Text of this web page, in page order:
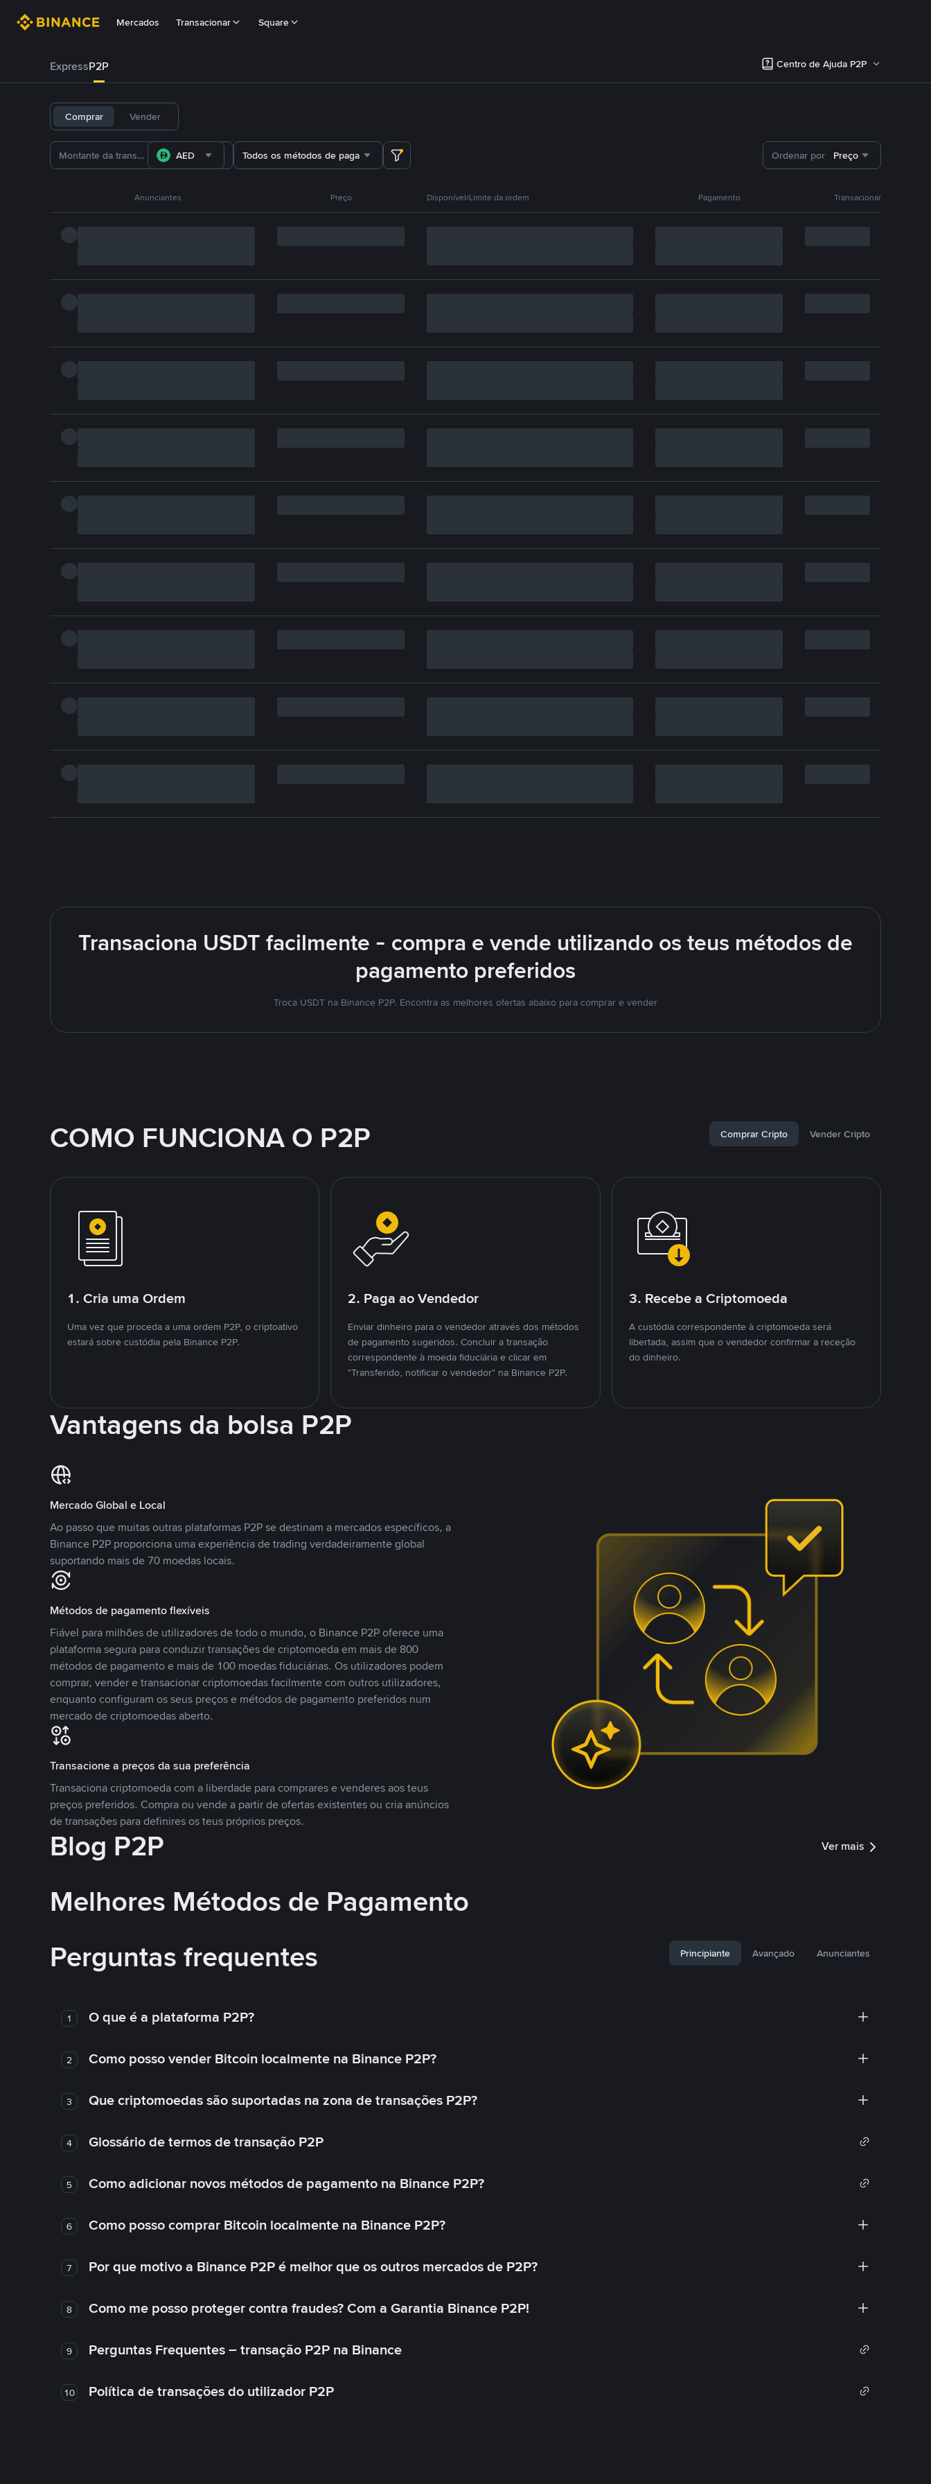
Mercados Transacionar Square
ExpressP2P Centro de Ajuda P2P
Comprar Vender
AED Todos os métodos de pagamento Ordenar por Preço
Anunciantes Preço Disponível/Limite da ordem Pagamento Transacionar
Transaciona USDT facilmente - compra e vende utilizando os teus métodos de
pagamento preferidos
Troca USDT na Binance P2P. Encontra as melhores ofertas abaixo para comprar e vender
COMO FUNCIONA O P2P Comprar Cripto Vender Cripto
1. Cria uma Ordem
Uma vez que proceda a uma ordem P2P, o criptoativo
estará sobre custódia pela Binance P2P.
2. Paga ao Vendedor
Enviar dinheiro para o vendedor através dos métodos
de pagamento sugeridos. Concluir a transação
correspondente à moeda fiduciária e clicar em
"Transferido, notificar o vendedor" na Binance P2P.
3. Recebe a Criptomoeda
A custódia correspondente à criptomoeda será
libertada, assim que o vendedor confirmar a receção
do dinheiro.
Vantagens da bolsa P2P
Mercado Global e Local
Ao passo que muitas outras plataformas P2P se destinam a mercados específicos, a
Binance P2P proporciona uma experiência de trading verdadeiramente global
suportando mais de 70 moedas locais.
Métodos de pagamento flexíveis
Fiável para milhões de utilizadores de todo o mundo, o Binance P2P oferece uma
plataforma segura para conduzir transações de criptomoeda em mais de 800
métodos de pagamento e mais de 100 moedas fiduciárias. Os utilizadores podem
comprar, vender e transacionar criptomoedas facilmente com outros utilizadores,
enquanto configuram os seus preços e métodos de pagamento preferidos num
mercado de criptomoedas aberto.
Transacione a preços da sua preferência
Transaciona criptomoeda com a liberdade para comprares e venderes aos teus
preços preferidos. Compra ou vende a partir de ofertas existentes ou cria anúncios
de transações para definires os teus próprios preços.
Blog P2P Ver mais
Melhores Métodos de Pagamento
Perguntas frequentes
Principiante Avançado Anunciantes
1 O que é a plataforma P2P?
2 Como posso vender Bitcoin localmente na Binance P2P?
3 Que criptomoedas são suportadas na zona de transações P2P?
4 Glossário de termos de transação P2P
5 Como adicionar novos métodos de pagamento na Binance P2P?
6 Como posso comprar Bitcoin localmente na Binance P2P?
7 Por que motivo a Binance P2P é melhor que os outros mercados de P2P?
8 Como me posso proteger contra fraudes? Com a Garantia Binance P2P!
9 Perguntas Frequentes – transação P2P na Binance
10 Política de transações do utilizador P2P